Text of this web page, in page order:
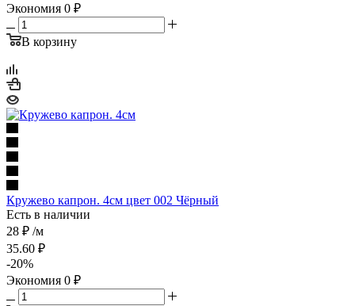
Экономия 0 ₽
В корзину
Кружево капрон. 4см цвет 002 Чёрный
Есть в наличии
28 ₽ /м
35.60 ₽
-20%
Экономия 0 ₽